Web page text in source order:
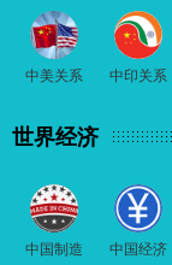
中美关系 中印关系
世界经济
中国制造 中国经济